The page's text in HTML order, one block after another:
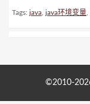
Tags: java java环境变量
©2010-